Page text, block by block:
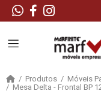
Produtos Móveis
Mesa Delta - Frontal BP